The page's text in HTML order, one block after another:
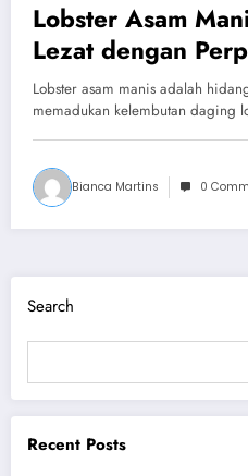
Lobster Asam
Lezat dengan
Menggugah
Lobster asam manis adalah
memadukan kelembutan daging
Bianca Martins 0
Search
Recent Posts